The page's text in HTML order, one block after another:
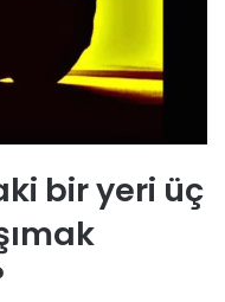
bir yeri üç